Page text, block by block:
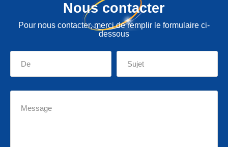
Nous contacter
Pour nous contacter, merci de remplir le formulaire ci-
dessous